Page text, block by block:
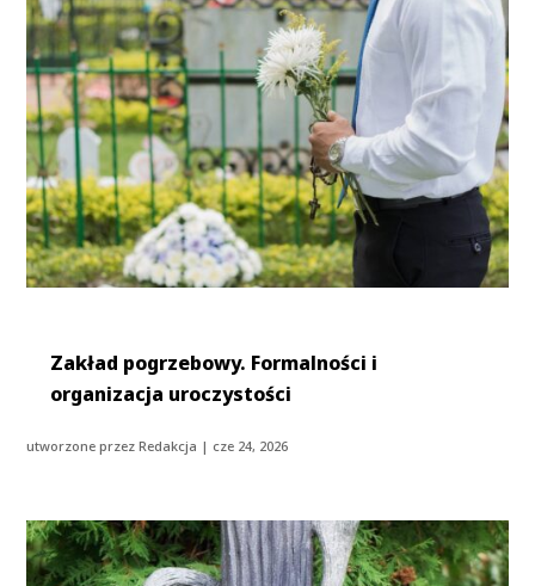
Zakład pogrzebowy. Formalności i
organizacja uroczystości
utworzone przezRedakcja | cze 24, 2026